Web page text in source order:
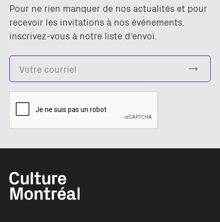
Pour ne rien manquer de nos actualités et pour
recevoir les invitations à nos événements,
inscrivez-vous à notre liste d'envoi.